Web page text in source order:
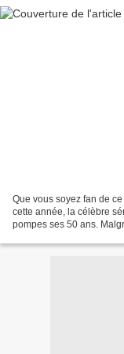
Que vous soyez fan de
cette année, la célèbre
pompes ses 50 ans.